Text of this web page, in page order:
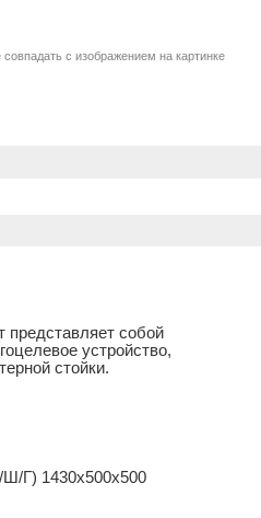
с изображением на картинке
собой
устройство,
стойки.
Г) 1430х500х500